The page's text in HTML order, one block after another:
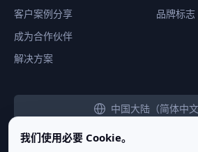
我们使用必要 Cookie。
客户案例分享
成为合作伙伴
解决方案
品牌标志
中国大陆（简体中文